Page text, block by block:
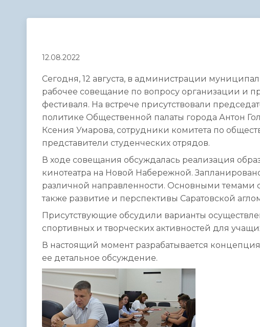
администрации
12.08.2022
Сегодня, 12 августа, в администрации
рабочее совещание по вопросу организации и
фестиваля. На встрече присутствовали
политике Общественной палаты города Антон
Ксения Умарова, сотрудники комитета по
представители студенческих отрядов.
В ходе совещания обсуждалась реализация
кинотеатра на Новой Набережной.
различной направленности. Основными темами
также развитие и перспективы Саратовской
Присутствующие обсудили варианты
спортивных и творческих активностей для
В настоящий момент разрабатывается
ее детальное обсуждение.